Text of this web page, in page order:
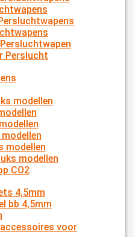
Perslucht
modellen
modellen
modellen
CO2
4,5mm
bb 4,5mm
voor